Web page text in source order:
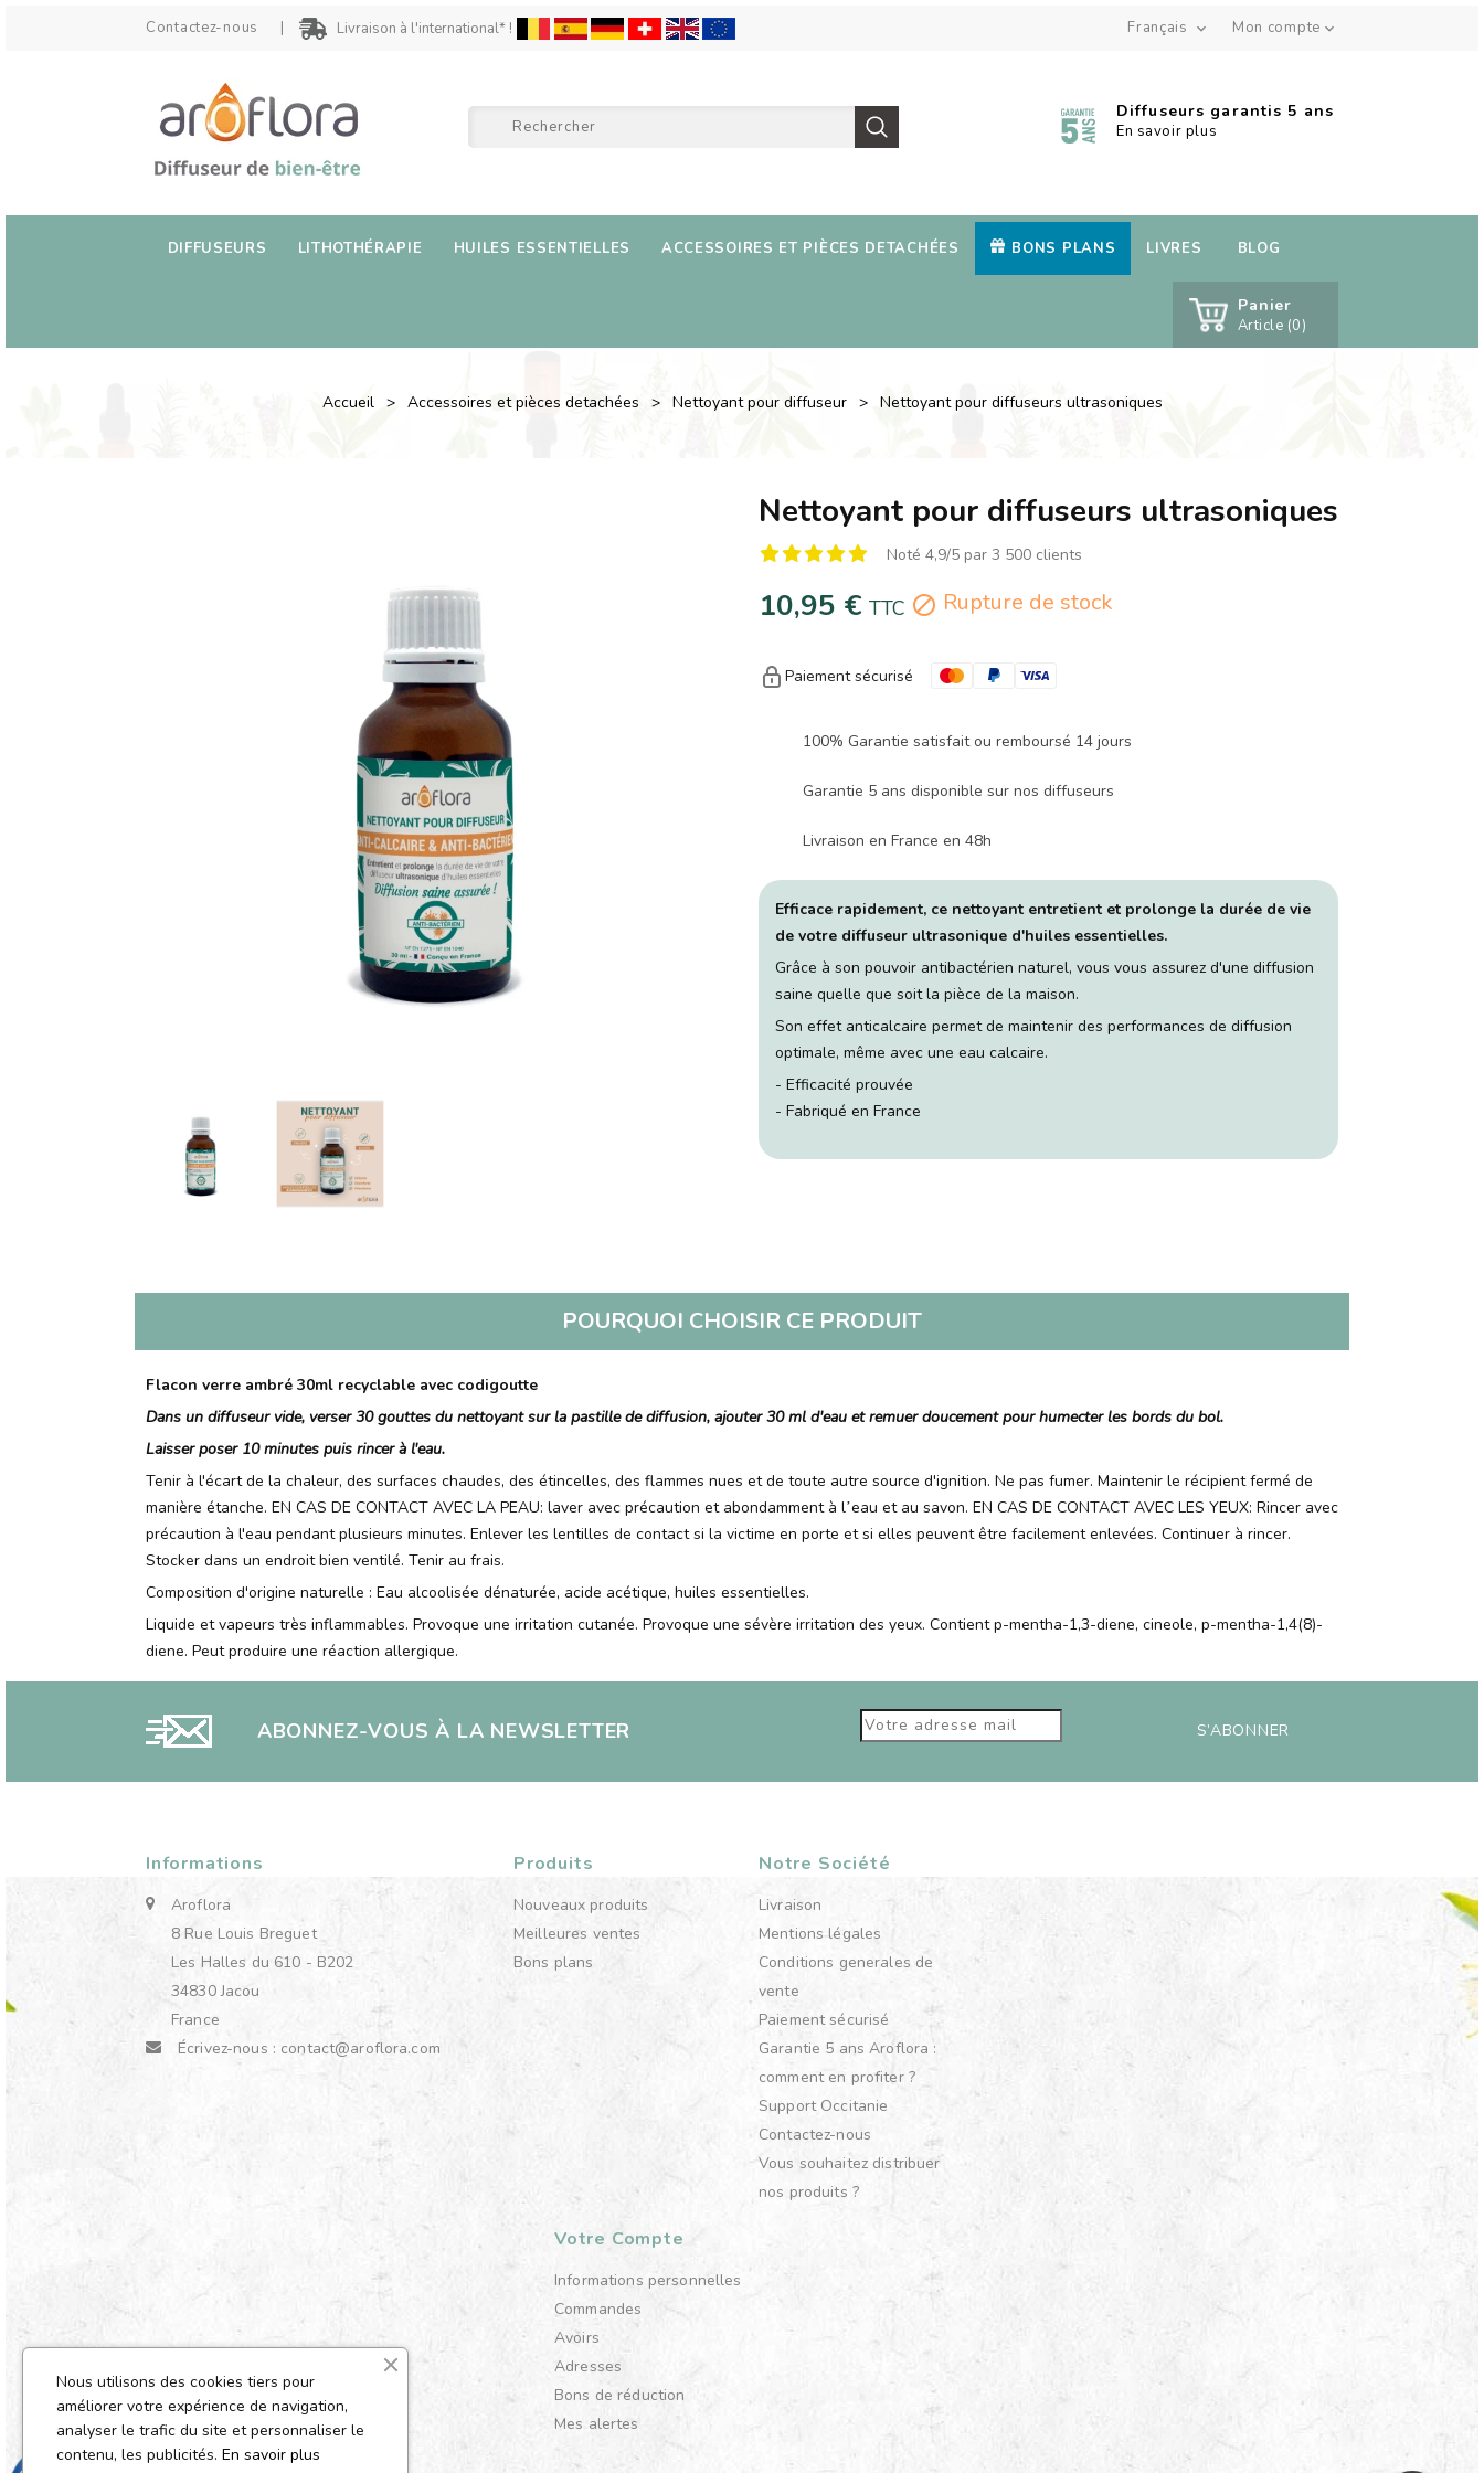
Contactez-nous Livraison à l'international* ! Français  Mon compte 
Diffuseurs garantis 5 ans
En savoir plus
DIFFUSEURS LITHOTHÉRAPIE HUILES ESSENTIELLES ACCESSOIRES ET PIÈCES DETACHÉES BONS PLANS LIVRES BLOG
Article (0)
Panier
Accueil Accessoires et pièces detachées Nettoyant pour diffuseur Nettoyant pour diffuseurs ultrasoniques
Nettoyant pour diffuseurs ultrasoniques
Noté 4,9/5 par 3 500 clients
10,95 € TTC  Rupture de stock
Paiement sécurisé
100% Garantie satisfait ou remboursé 14 jours
Garantie 5 ans disponible sur nos diffuseurs
Livraison en France en 48h
Efficace rapidement, ce nettoyant entretient et prolonge la durée de vie
de votre diffuseur ultrasonique d'huiles essentielles.
Grâce à son pouvoir antibactérien naturel, vous vous assurez d'une diffusion
saine quelle que soit la pièce de la maison.
Son effet anticalcaire permet de maintenir des performances de diffusion
optimale, même avec une eau calcaire.
- Efficacité prouvée
- Fabriqué en France
POURQUOI CHOISIR CE PRODUIT
Flacon verre ambré 30ml recyclable avec codigoutte
Dans un diffuseur vide, verser 30 gouttes du nettoyant sur la pastille de diffusion, ajouter 30 ml d'eau et remuer doucement pour humecter les bords du bol.
Laisser poser 10 minutes puis rincer à l'eau.
Tenir à l'écart de la chaleur, des surfaces chaudes, des étincelles, des flammes nues et de toute autre source d'ignition. Ne pas fumer. Maintenir le récipient fermé de
manière étanche. EN CAS DE CONTACT AVEC LA PEAU: laver avec précaution et abondamment à l’eau et au savon. EN CAS DE CONTACT AVEC LES YEUX: Rincer avec
précaution à l'eau pendant plusieurs minutes. Enlever les lentilles de contact si la victime en porte et si elles peuvent être facilement enlevées. Continuer à rincer.
Stocker dans un endroit bien ventilé. Tenir au frais.
Composition d'origine naturelle : Eau alcoolisée dénaturée, acide acétique, huiles essentielles.
Liquide et vapeurs très inflammables. Provoque une irritation cutanée. Provoque une sévère irritation des yeux. Contient p-mentha-1,3-diene, cineole, p-mentha-1,4(8)-
diene. Peut produire une réaction allergique.
ABONNEZ-VOUS À LA NEWSLETTER
Informations
Aroflora
8 Rue Louis Breguet
Les Halles du 610 - B202
34830 Jacou
France
Écrivez-nous : contact@aroflora.com
Produits
Nouveaux produits
Meilleures ventes
Bons plans
Notre Société
Livraison
Mentions légales
Conditions generales de
vente
Paiement sécurisé
Garantie 5 ans Aroflora :
comment en profiter ?
Support Occitanie
Contactez-nous
Vous souhaitez distribuer
nos produits ?
Votre Compte
Informations personnelles
Commandes
Avoirs
Adresses
Bons de réduction
Mes alertes
Nous utilisons des cookies tiers pour
améliorer votre expérience de navigation,
analyser le trafic du site et personnaliser le
contenu, les publicités. En savoir plus